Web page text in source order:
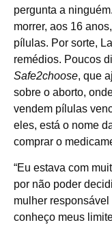
pergunta a
morrer, aos 16
pílulas. Por sorte,
remédios. Poucos
Safe2choose, que
sobre o aborto,
vendem pílulas
eles, está o nome
comprar o
“Eu estava com
por não poder
mulher responsável
conheço meus